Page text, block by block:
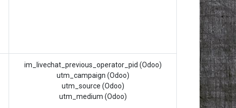
im_livechat_previous_operator_pid (Odoo)
utm_campaign (Odoo)
utm_source (Odoo)
utm_medium (Odoo)